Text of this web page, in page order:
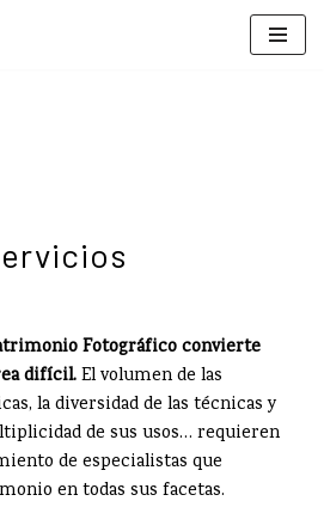
Fotográfico convierte
difícil.El volumen de las
la diversidad de las técnicas y
de sus usos… requieren
de especialistas que
en todas sus facetas.